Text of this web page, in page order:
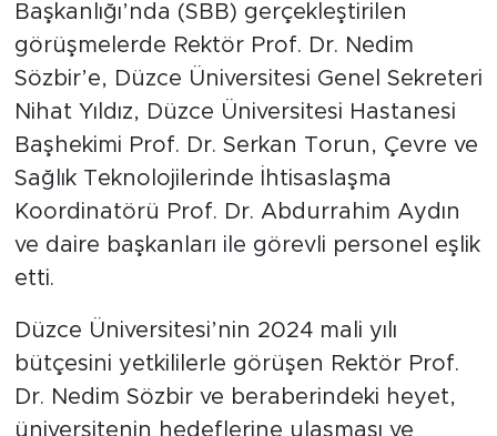
Başkanlığı’nda (SBB) gerçekleştirilen
görüşmelerde Rektör Prof. Dr. Nedim
Sözbir’e, Düzce Üniversitesi Genel Sekreteri
Nihat Yıldız, Düzce Üniversitesi Hastanesi
Başhekimi Prof. Dr. Serkan Torun, Çevre ve
Sağlık Teknolojilerinde İhtisaslaşma
Koordinatörü Prof. Dr. Abdurrahim Aydın
ve daire başkanları ile görevli personel eşlik
etti.
Düzce Üniversitesi’nin 2024 mali yılı
bütçesini yetkililerle görüşen Rektör Prof.
Dr. Nedim Sözbir ve beraberindeki heyet,
üniversitenin hedeflerine ulaşması ve